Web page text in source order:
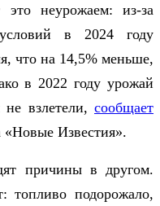
это неурожаем: из-за
в 2024 году
что на 14,5% меньше,
в 2022 году урожай
взлетели, сообщает
Известия».
причины в другом.
топливо подорожало,